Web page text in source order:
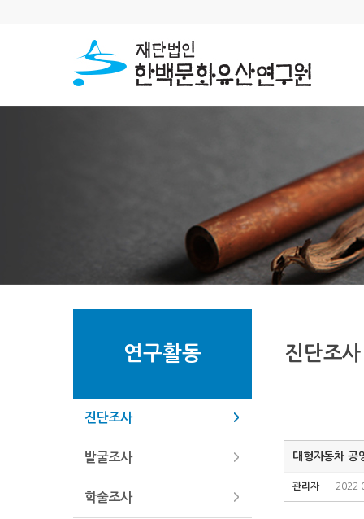
연구활동
진단조사
발굴조사
학술조사
진단조사
대형자동차 공
관리자 2022-